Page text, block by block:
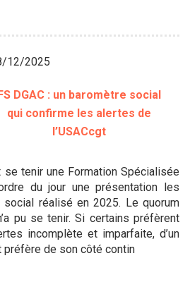
12/2025
DGAC : un baromètre social
qui confirme les alertes de
l’USACcgt
tenir une Formation Spécialisée
du jour une présentation les
réalisé en 2025. Le quorum
pu se tenir. Si certains préfèrent
incomplète et imparfaite, d’un
préfère de son côté contin